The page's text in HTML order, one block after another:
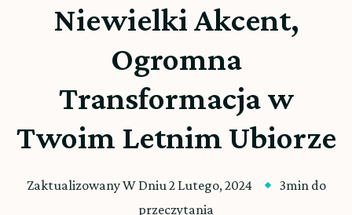
Niewielki Akcent,
Ogromna
Transformacja w
Twoim Letnim Ubiorze
Zaktualizowany W Dniu2 Lutego, 2024
3min do
przeczytania